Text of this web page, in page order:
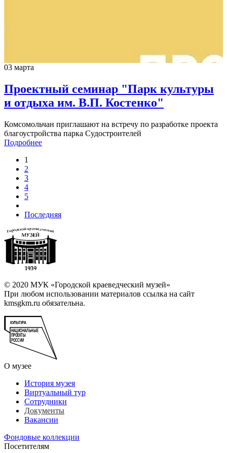
03 марта
Проектный семинар "Парк культуры
и отдыха им. В.П. Костенко"
Комсомольчан приглашают на встречу по разработке проекта
благоустройства парка Судостроителей
Подробнее
1
2
3
4
5
Последняя
© 2020 МУК «Городской краеведческий музей»
При любом использовании материалов ссылка на сайт
kmsgkm.ru обязательна.
О музее
История музея
Виртуальный тур
Сотрудники
Документы
Вакансии
Фондовые коллекции
Посетителям